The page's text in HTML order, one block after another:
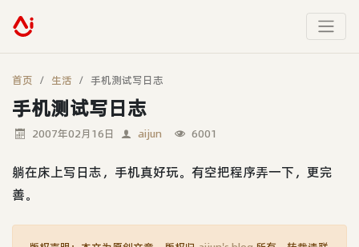
首页 生活 手机测试写日志
手机测试写日志
2007年02月16日 aijun 6001
躺在床上写日志，手机真好玩。有空把程序弄一下，更完
善。